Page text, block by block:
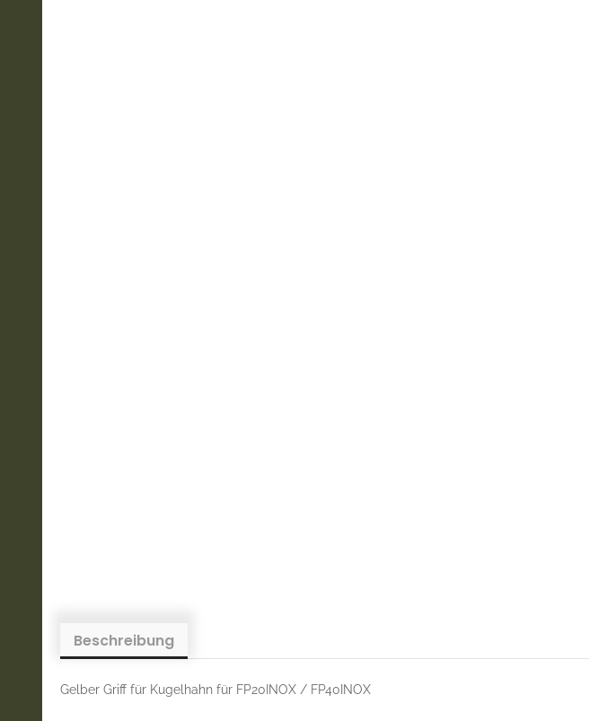
Beschreibung
Gelber Griff für Kugelhahn für FP20INOX / FP40INOX